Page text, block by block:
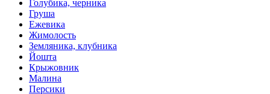
Голубика, черника
Груша
Ежевика
Жимолость
Земляника, клубника
Йошта
Крыжовник
Малина
Персики